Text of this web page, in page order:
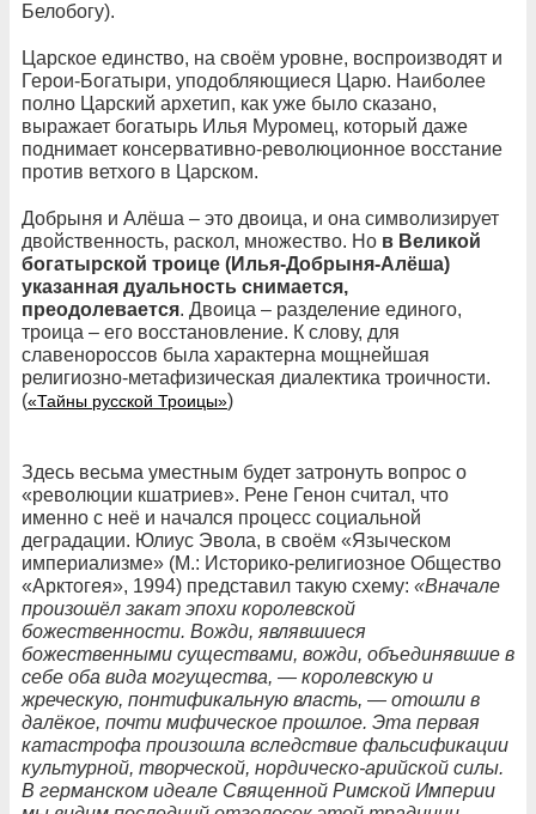
Белобогу).
Царское единство, на своём уровне, воспроизводят и
Герои-Богатыри, уподобляющиеся Царю. Наиболее
полно Царский архетип, как уже было сказано,
выражает богатырь Илья Муромец, который даже
поднимает консервативно-революционное восстание
против ветхого в Царском.
Добрыня и Алёша – это двоица, и она символизирует
двойственность, раскол, множество. Но в Великой
богатырской троице (Илья-Добрыня-Алёша)
указанная дуальность снимается,
преодолевается. Двоица – разделение единого,
троица – его восстановление. К слову, для
славенороссов была характерна мощнейшая
религиозно-метафизическая диалектика троичности.
(«Тайны русской Троицы»)
Здесь весьма уместным будет затронуть вопрос о
«революции кшатриев». Рене Генон считал, что
именно с неё и начался процесс социальной
деградации. Юлиус Эвола, в своём «Языческом
империализме» (М.: Историко-религиозное Общество
«Арктогея», 1994) представил такую схему: «Вначале
произошёл закат эпохи королевской
божественности. Вожди, являвшиеся
божественными существами, вожди, объединявшие в
себе оба вида могущества, — королевскую и
жреческую, понтификальную власть, — отошли в
далёкое, почти мифическое прошлое. Эта первая
катастрофа произошла вследствие фальсификации
культурной, творческой, нордическо-арийской силы.
В германском идеале Священной Римской Империи